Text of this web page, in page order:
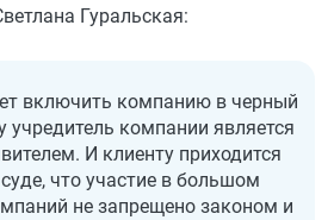
Гуральская:
включить компанию в черный
учредитель компании является
И клиенту приходится
что участие в большом
не запрещено законом и